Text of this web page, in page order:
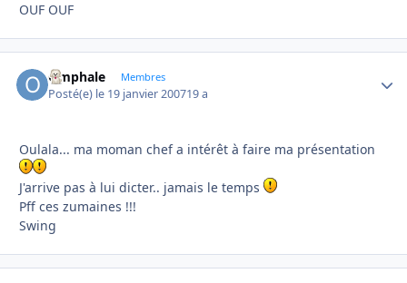
OUF OUF
Omphale Membres
Posté(e) le 19 janvier 200719 a
Oulala... ma moman chef a intérêt à faire ma présentation
J'arrive pas à lui dicter.. jamais le temps
Pff ces zumaines !!!
Swing